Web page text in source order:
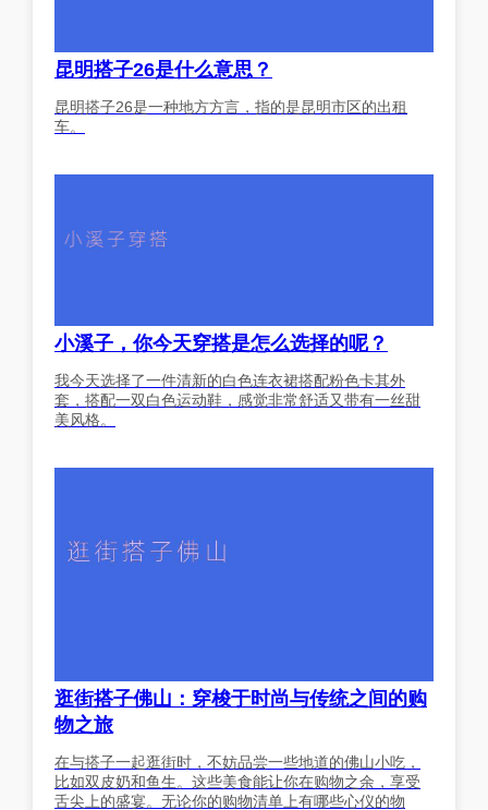
昆明搭子26是什么意思？
昆明搭子26是一种地方方言，指的是昆明市区的出租
车。
小溪子，你今天穿搭是怎么选择的呢？
我今天选择了一件清新的白色连衣裙搭配粉色卡其外
套，搭配一双白色运动鞋，感觉非常舒适又带有一丝甜
美风格。
逛街搭子佛山：穿梭于时尚与传统之间的购
物之旅
在与搭子一起逛街时，不妨品尝一些地道的佛山小吃，
比如双皮奶和鱼生。这些美食能让你在购物之余，享受
舌尖上的盛宴。无论你的购物清单上有哪些心仪的物